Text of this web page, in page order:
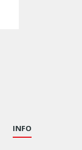
INFO